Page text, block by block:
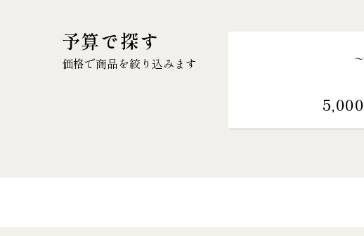
予算で探す
価格で商品を絞り込みます ～
5,000